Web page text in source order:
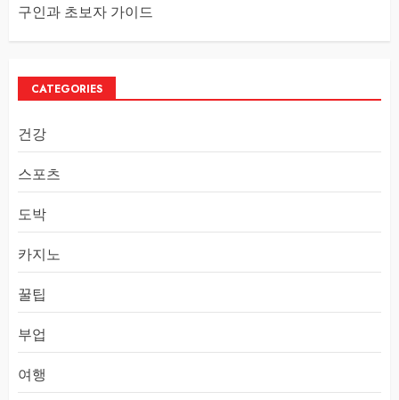
구인과 초보자 가이드
CATEGORIES
건강
스포츠
도박
카지노
꿀팁
부업
여행